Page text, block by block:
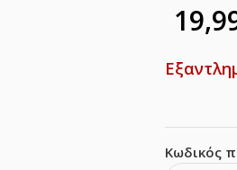
Κωδικός